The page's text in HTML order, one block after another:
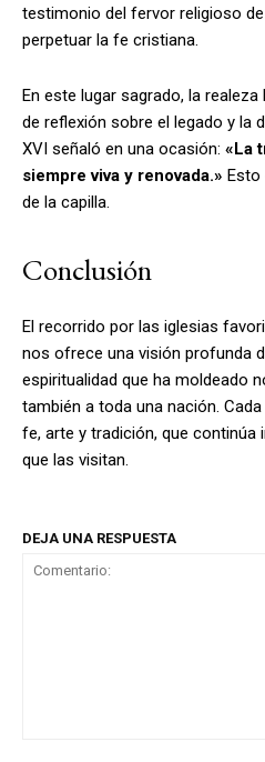
testimonio del fervor religioso
perpetuar la fe cristiana.
En este lugar sagrado, la
de reflexión sobre el legado y la
XVI señaló en una ocasión: «La
siempre viva y renovada.» Esto
de la capilla.
Conclusión
El recorrido por las iglesias
nos ofrece una visión profunda
espiritualidad que ha moldeado
también a toda una nación.
fe, arte y tradición, que continúa
que las visitan.
DEJA UNA RESPUESTA